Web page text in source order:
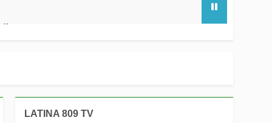
LATINA 809 TV